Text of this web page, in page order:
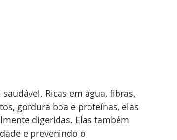
Ricas em água, fibras,
gordura boa e proteínas, elas
digeridas. Elas também
e prevenindo o